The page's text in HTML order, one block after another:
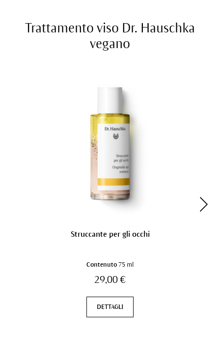
Trattamento viso Dr. Hauschka
vegano
Struccante per gli occhi
Contenuto 75 ml
29,00 €
DETTAGLI